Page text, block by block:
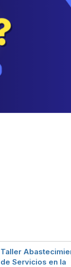
Taller
de Servicios en la